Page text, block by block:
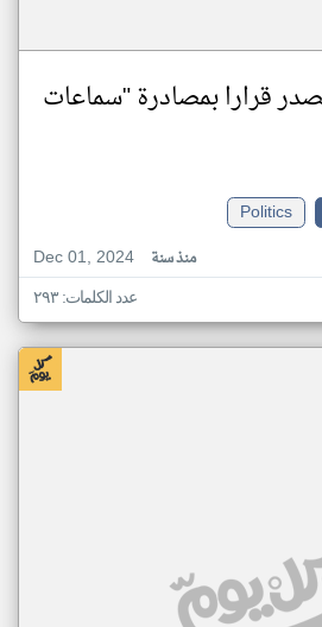
قرارا بمصادرة "سماعات
Politics
Dec 01, 2024
منذ سنة
عدد الكلمات: ٢٩٣